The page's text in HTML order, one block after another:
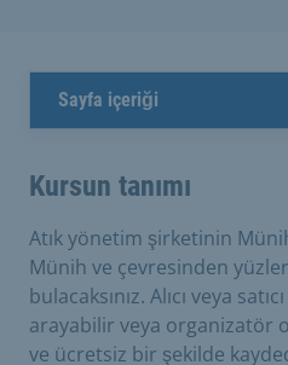
Sayfa içeriği
Kursun tanımı
Atık yönetim şirketinin
Münih ve çevresinden
bulacaksınız. Alıcı veya
arayabilir veya organizatör
ve ücretsiz bir şekilde